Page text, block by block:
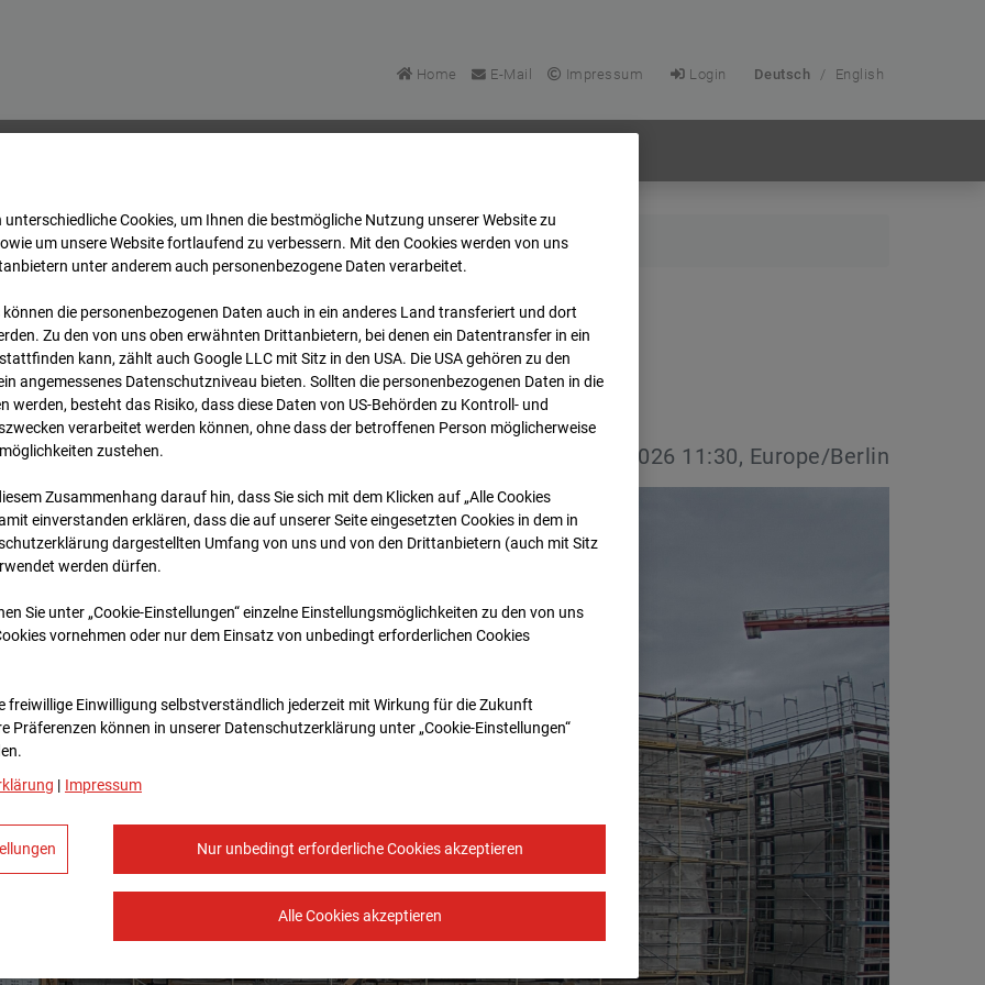
Home E-Mail Impressum Login Deutsch / English
Reutlingen Archiv 2026 07 08 11:30
Reutlingen
08.07.2026 11:30, Europe/Berlin
unterschiedliche Cookies, um Ihnen die best­mögliche Nutzung unserer Website zu
um unsere Website fortlaufend zu verbessern. Mit den Cookies werden von uns
unter anderem auch personenbezogene Daten verarbeitet.
können die personenbezogenen Daten auch in ein anderes Land transferiert und dort
Zu den von uns oben erwähnten Drittanbietern, bei denen ein Datentransfer in ein
kann, zählt auch Google LLC mit Sitz in den USA. Die USA gehören zu den
angemessenes Datenschutzniveau bieten. Sollten die personenbezogenen Daten in die
werden, besteht das Risiko, dass diese Daten von US-Behörden zu Kontroll- und
verarbeitet werden können, ohne dass der betroffenen Person möglicherweise
zustehen.
Zusammenhang darauf hin, dass Sie sich mit dem Klicken auf „Alle Cookies
ein­ver­standen erklären, dass die auf unserer Seite eingesetzten Cookies in dem in
dargestellten Umfang von uns und von den Drittanbietern (auch mit Sitz
werden dürfen.
Sie unter „Cookie-Einstellungen“ einzelne Einstellungsmöglichkeiten zu den von uns
vornehmen oder nur dem Einsatz von unbedingt erforderlichen Cookies
freiwillige Einwilligung selbstverständlich jederzeit mit Wirkung für die Zukunft
Prä­fe­renzen können in unserer Datenschutzerklärung unter „Cookie-Einstellungen“
| Impressum
Nur unbedingt erforderliche Cookies akzeptieren
Alle Cookies akzeptieren